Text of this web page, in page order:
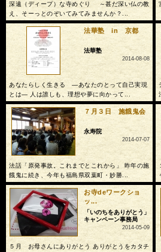
深遠（ディープ）な寺めぐり ～甚だ深い仏の教
え、そーっとのぞいてみてみませんか？...
法華塾 in 京都
法華塾
2014-08-08
あなたらしく生きる ―あなたのとって自己実現
とは― 人は誰しも、理想や夢に向かって...
７月３日 施餓鬼会
永寿院
2014-07-07
法話「原発事故。これまでとこれから」 昨年の施
餓鬼に続き、今年も福島県双葉町・妙勝...
お寺deワークショ
ッ...
「いのちをありがとう」
キャンペーン事務局
2014-05-09
５月 お母さんにありがとう ありがとうをカタチ